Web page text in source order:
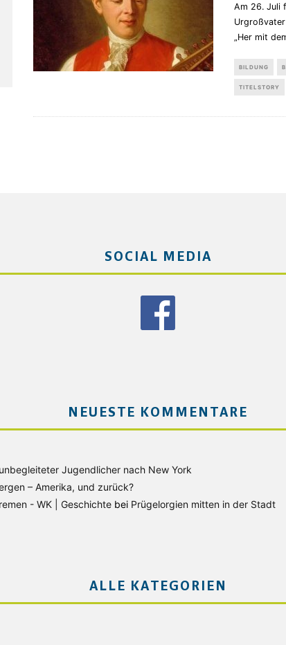
Am 26. Juli
„Her mit
BILDUNG
TITELSTORY
SOCIAL MEDIA
NEUESTE KOMMENTARE
Jugendlicher nach New York
– Amerika, und zurück?
- WK | Geschichte bei Prügelorgien mitten in der Stadt
ALLE KATEGORIEN